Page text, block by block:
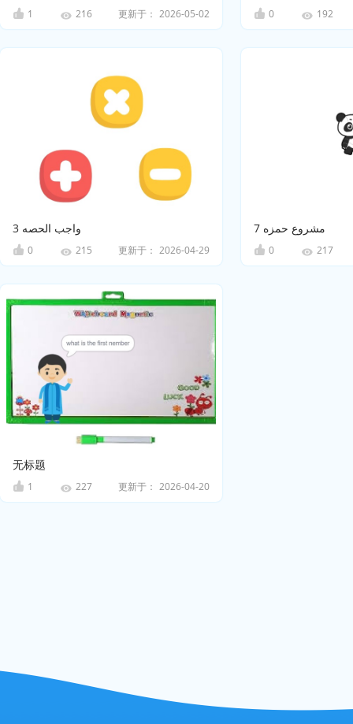
1 216 更新于： 2026-05-02 0 192
واجب الحصه 3
0 215 更新于： 2026-04-29
مشروع حمزه 7
0 217
无标题
1 227 更新于： 2026-04-20